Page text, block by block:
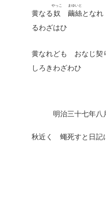
黄なる奴
やっこ
繭絲
まゆいと
とな
るわざはひ
黄なれども おなじ
しろきわざわひ
明治三十七年八月
秋近く 蠅死すと日